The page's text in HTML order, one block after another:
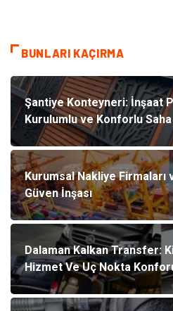
BUNLARI KAÇIRMA
Şantiye Konteyneri: İnşaat
Kurulumlu ve Konforlu
Kurumsal Nakliye
Güven İnşası
Dalaman Kalkan Transfer:
Hizmet Ve Uç Nokta